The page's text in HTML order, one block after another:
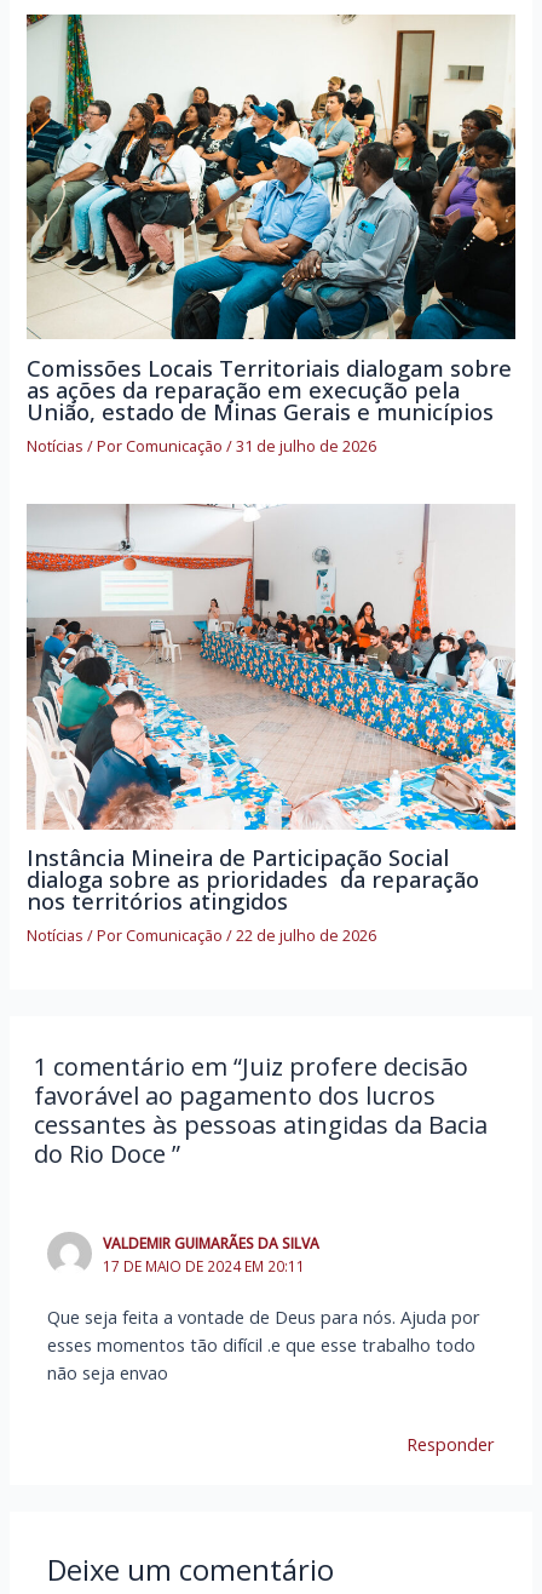
Comissões Locais Territoriais dialogam sobre
as ações da reparação em execução pela
União, estado de Minas Gerais e municípios
Notícias / PorComunicação/31 de julho de 2026
Instância Mineira de Participação Social
dialoga sobre as prioridades da reparação
nos territórios atingidos
Notícias / PorComunicação/22 de julho de 2026
1 comentário em “Juiz profere decisão
favorável ao pagamento dos lucros
cessantes às pessoas atingidas da Bacia
do Rio Doce ”
VALDEMIR GUIMARÃES DA SILVA
17 DE MAIO DE 2024 EM 20:11
Que seja feita a vontade de Deus para nós. Ajuda por
esses momentos tão difícil .e que esse trabalho todo
não seja envao
Responder
Deixe um comentário